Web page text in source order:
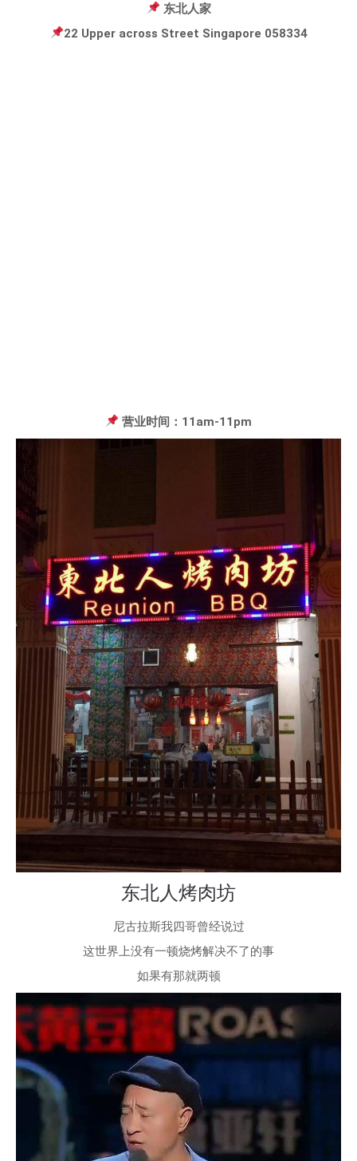
东北人家
22 Upper across Street Singapore 058334
营业时间：11am-11pm
东北人烤肉坊
尼古拉斯我四哥曾经说过
这世界上没有一顿烧烤解决不了的事
如果有那就两顿